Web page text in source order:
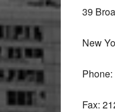
39
New
Fax: